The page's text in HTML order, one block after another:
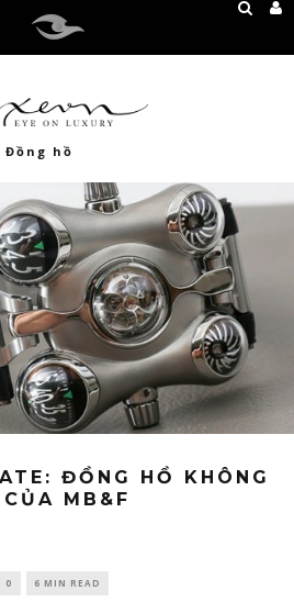
Đồng hồ
ĐỒNG HỒ KHÔNG
MB&F
0 6 MIN READ